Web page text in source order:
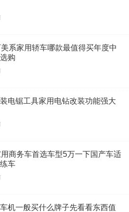
系家用轿车哪款最值得买年度中
购
电锯工具家用电钻改装功能强大
商务车首选车型5万一下国产车适
车
机一般买什么牌子先看看东西值